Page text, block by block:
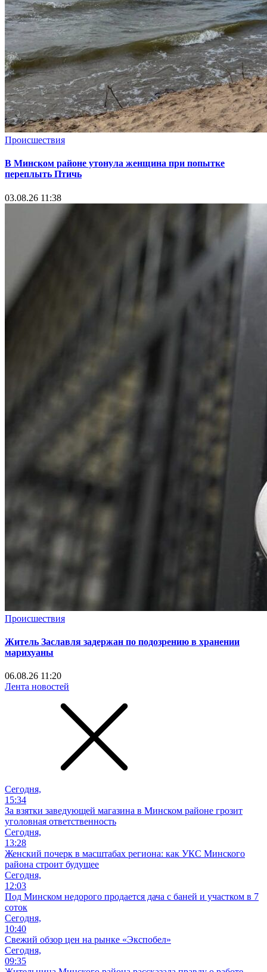
Происшествия
В Минском районе утонула женщина при попытке
переплыть Птичь
03.08.26 11:38
Происшествия
Житель Заславля задержан по подозрению в хранении
марихуаны
06.08.26 11:20
Лента новостей
Сегодня,
15:34
За взятки заведующей магазина в Минском районе грозит
уголовная ответственность
Сегодня,
13:28
Женский почерк в масштабах региона: как УКС Минского
района строит будущее
Сегодня,
12:03
Под Минском недорого продается дача с баней и участком в 7
соток
Сегодня,
10:40
Свежий обзор цен на рынке «Экспобел»
Сегодня,
09:35